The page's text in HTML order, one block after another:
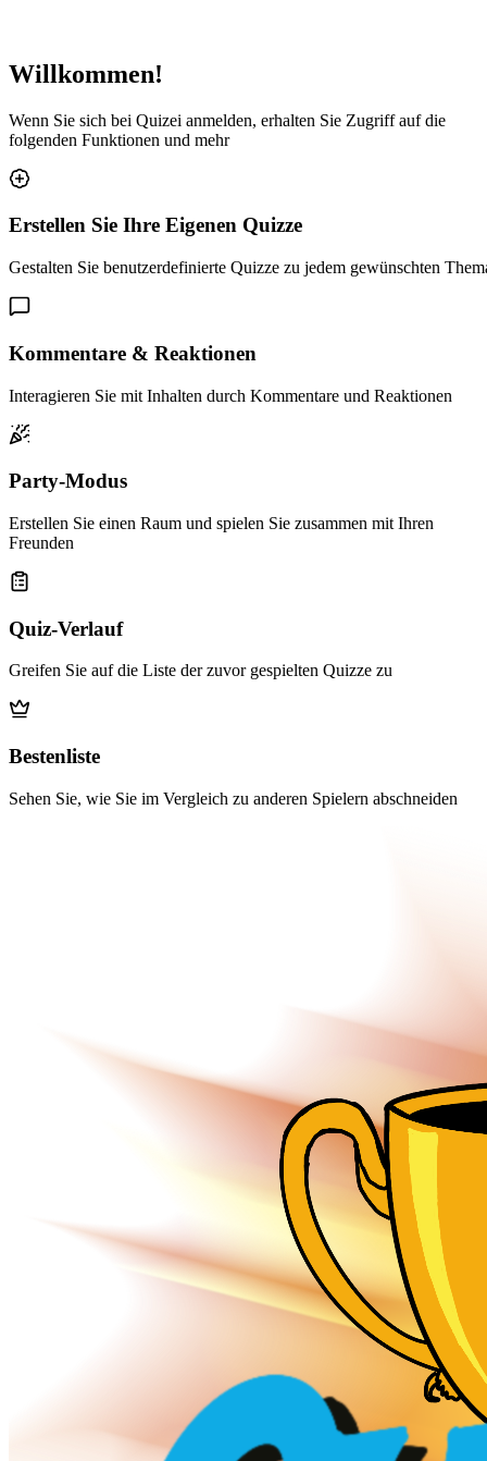
Willkommen!
Wenn Sie sich bei Quizei anmelden, erhalten Sie Zugriff auf die
folgenden Funktionen und mehr
Erstellen Sie Ihre Eigenen Quizze
Gestalten Sie benutzerdefinierte Quizze zu jedem gewünschten
Kommentare & Reaktionen
Interagieren Sie mit Inhalten durch Kommentare und Reaktionen
Party-Modus
Erstellen Sie einen Raum und spielen Sie zusammen mit Ihren
Freunden
Quiz-Verlauf
Greifen Sie auf die Liste der zuvor gespielten Quizze zu
Bestenliste
Sehen Sie, wie Sie im Vergleich zu anderen Spielern abschneiden